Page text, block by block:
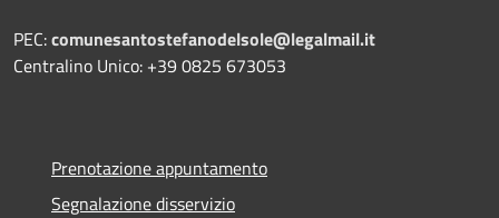
PEC:comunesantostefanodelsole@legalmail.it
Centralino Unico: +39 0825 673053
Prenotazione appuntamento
Segnalazione disservizio